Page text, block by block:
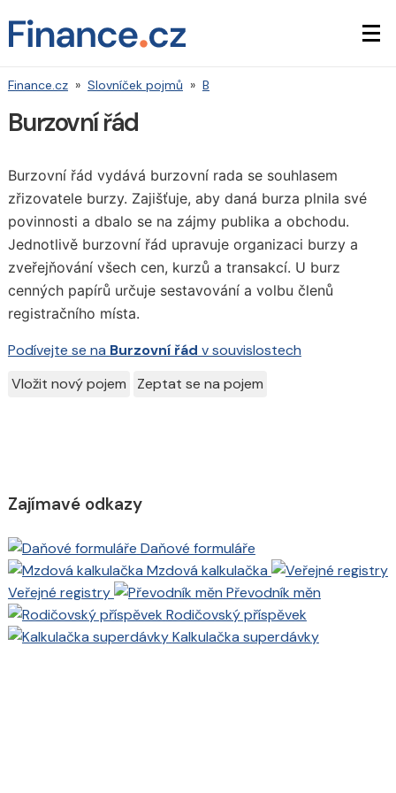
Finance.cz » Slovníček pojmů » B
Burzovní řád
Burzovní řád vydává burzovní rada se souhlasem
zřizovatele burzy. Zajišťuje, aby daná burza plnila své
povinnosti a dbalo se na zájmy publika a obchodu.
Jednotlivě burzovní řád upravuje organizaci burzy a
zveřejňování všech cen, kurzů a transakcí. U burz
cenných papírů určuje sestavování a volbu členů
registračního místa.
Podívejte se na Burzovní řád v souvislostech
Vložit nový pojem
Zeptat se na pojem
Zajímavé odkazy
Daňové formuláře
Mzdová kalkulačka
Veřejné registry
Převodník měn
Rodičovský příspěvek
Kalkulačka superdávky